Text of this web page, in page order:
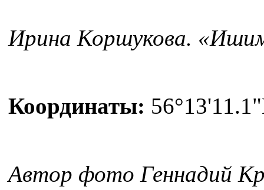
Ирина Коршукова.
Координаты:
Автор фото Геннадий